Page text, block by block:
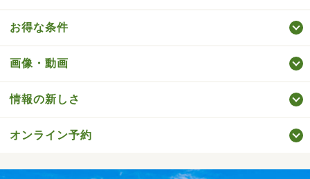
お得な条件
画像・動画
情報の新しさ
オンライン予約